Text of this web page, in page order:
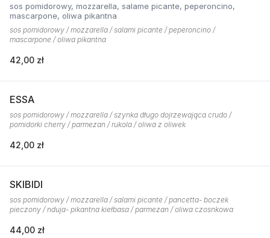
sos pomidorowy, mozzarella, salame picante, peperoncino,
mascarpone, oliwa pikantna
sos pomidorowy / mozzarella / salami picante / peperoncino /
mascarpone / oliwa pikantna
42,00 zł
ESSA
sos pomidorowy / mozzarella / szynka długo dojrzewająca crudo /
pomidorki cherry / parmezan / rukola / oliwa z oliwek
42,00 zł
SKIBIDI
sos pomidorowy / mozzarella / salami picante / pancetta- boczek
pieczony / nduja- pikantna kiełbasa / parmezan / oliwa czosnkowa
44,00 zł